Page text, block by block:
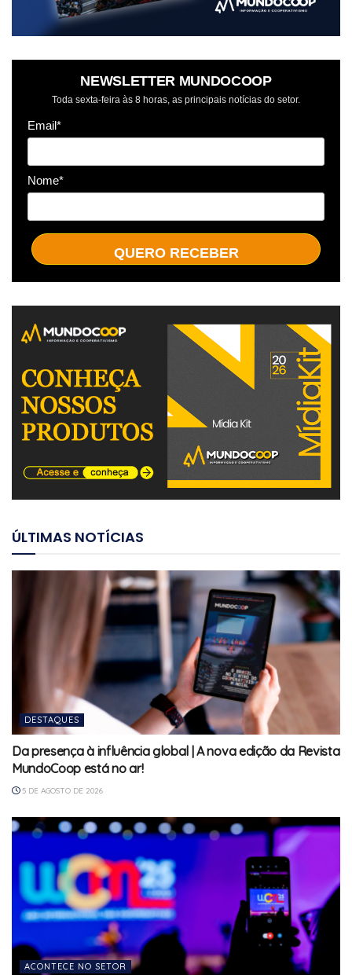
NEWSLETTER MUNDOCOOP
Toda sexta-feira às 8 horas, as principais notícias do setor.
Email*
Nome*
QUERO RECEBER
ÚLTIMAS NOTÍCIAS
DESTAQUES
Da presença à influência global | A nova edição da Revista
MundoCoop está no ar!
5 DE AGOSTO DE 2026
ACONTECE NO SETOR